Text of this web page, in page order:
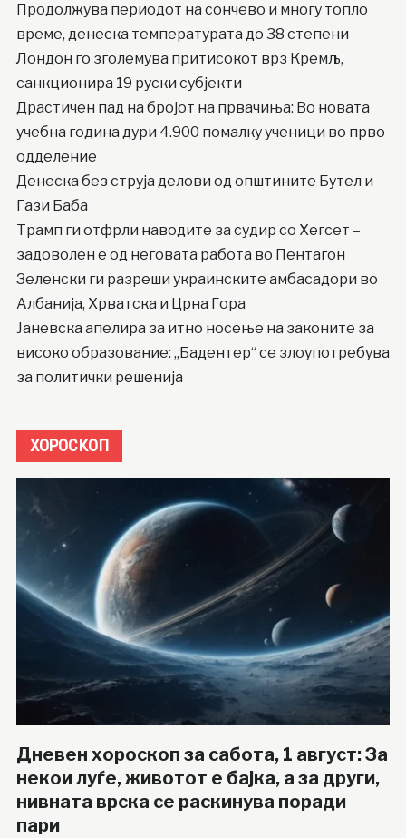
Продолжува периодот на сончево и многу топло
време, денеска температурата до 38 степени
Лондон го зголемува притисокот врз Кремљ,
санкционира 19 руски субјекти
Драстичен пад на бројот на првачиња: Во новата
учебна година дури 4.900 помалку ученици во прво
одделение
Денеска без струја делови од општините Бутел и
Гази Баба
Трамп ги отфрли наводите за судир со Хегсет –
задоволен е од неговата работа во Пентагон
Зеленски ги разреши украинските амбасадори во
Албанија, Хрватска и Црна Гора
Јаневска апелира за итно носење на законите за
високо образование: „Бадентер“ се злоупотребува
за политички решенија
ХОРОСКОП
Дневен хороскоп за сабота, 1 август: За
некои луѓе, животот е бајка, а за други,
нивната врска се раскинува поради
пари